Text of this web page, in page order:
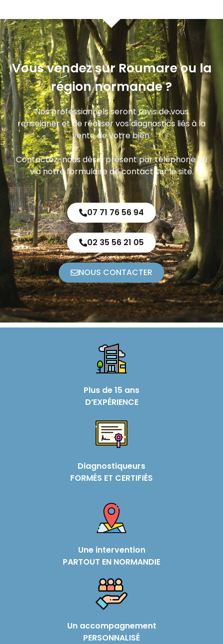
Vous vendez sur Roumare ou la
région normande ?
Nos professionnels seront ravis de vous
renseigner et de réaliser vos diagnostics liés à la
vente de votre bien.
Contactez-nous dès à présent par téléphone ou
via notre formulaire de contact sur le site.
07 71 76 56 94
02 35 56 21 05
NOUS CONTACTER
Plus de 15 ans
D’EXPÉRIENCE
Diagnostiqueurs
FORMÉS ET CERTIFIÉS
Une intervention
PARTOUT EN NORMANDIE
Un accompagnement
PERSONNALISÉ